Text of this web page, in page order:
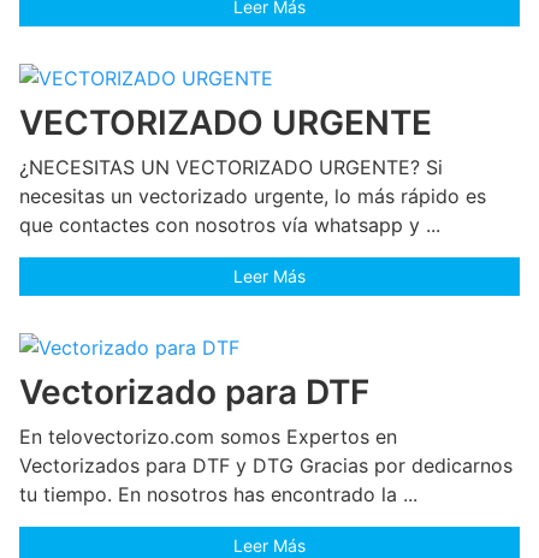
Leer Más
VECTORIZADO URGENTE
¿NECESITAS UN VECTORIZADO URGENTE? Si
necesitas un vectorizado urgente, lo más rápido es
que contactes con nosotros vía whatsapp y ...
Leer Más
Vectorizado para DTF
En telovectorizo.com somos Expertos en
Vectorizados para DTF y DTG Gracias por dedicarnos
tu tiempo. En nosotros has encontrado la ...
Leer Más